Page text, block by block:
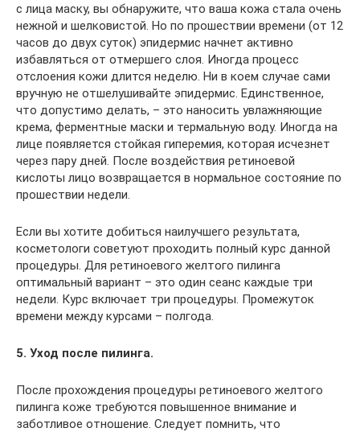
с лица маску, вы обнаружите, что ваша кожа стала очень
нежной и шелковистой. Но по прошествии времени (от 12
часов до двух суток) эпидермис начнет активно
избавляться от отмершего слоя. Иногда процесс
отслоения кожи длится неделю. Ни в коем случае сами
вручную не отшелушивайте эпидермис. Единственное,
что допустимо делать, – это наносить увлажняющие
крема, ферментные маски и термальную воду. Иногда на
лице появляется стойкая гиперемия, которая исчезнет
через пару дней. После воздействия ретиноевой
кислоты лицо возвращается в нормальное состояние по
прошествии недели.
Если вы хотите добиться наилучшего результата,
косметологи советуют проходить полный курс данной
процедуры. Для ретиноевого желтого пилинга
оптимальный вариант – это один сеанс каждые три
недели. Курс включает три процедуры. Промежуток
времени между курсами – полгода.
5. Уход после пилинга.
После прохождения процедуры ретиноевого желтого
пилинга коже требуются повышенное внимание и
заботливое отношение. Следует помнить, что